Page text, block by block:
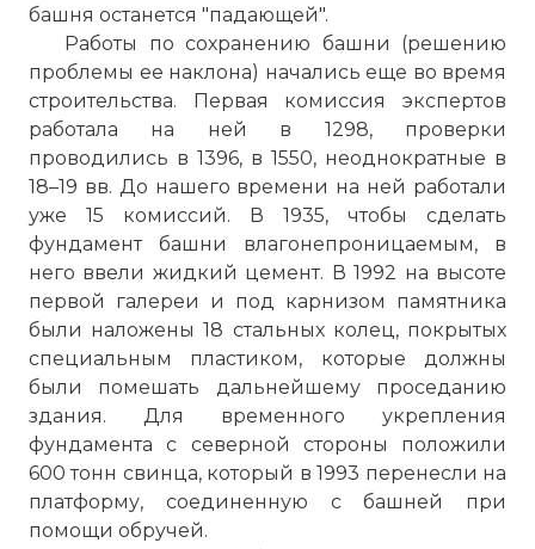
башня останется "падающей".
Работы по сохранению башни (решению
проблемы ее наклона) начались еще во время
строительства. Первая комиссия экспертов
работала на ней в 1298, проверки
проводились в 1396, в 1550, неоднократные в
18–19 вв. До нашего времени на ней работали
уже 15 комиссий. В 1935, чтобы сделать
фундамент башни влагонепроницаемым, в
него ввели жидкий цемент. В 1992 на высоте
первой галереи и под карнизом памятника
были наложены 18 стальных колец, покрытых
специальным пластиком, которые должны
были помешать дальнейшему проседанию
здания. Для временного укрепления
фундамента с северной стороны положили
600 тонн свинца, который в 1993 перенесли на
платформу, соединенную с башней при
помощи обручей.